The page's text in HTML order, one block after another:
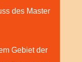
des Master
Gebiet der